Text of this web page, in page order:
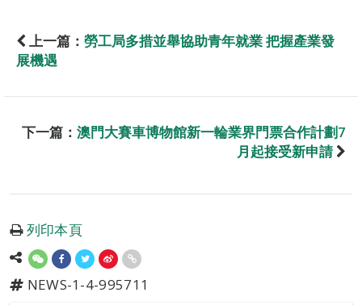
上一篇： 勞工局多措並舉協助青年就業 把握產業發
展機遇
下一篇： 澳門大賽車博物館新一輪業界門票合作計劃7
月起接受新申請
列印本頁
NEWS-1-4-995711